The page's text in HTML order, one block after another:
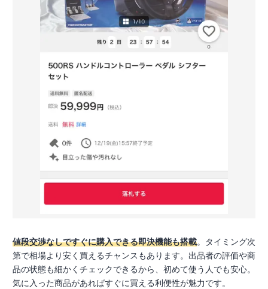
値段交渉なしですぐに購入できる即決機能も搭載。タイミング次
第で相場より安く買えるチャンスもあります。出品者の評価や商
品の状態も細かくチェックできるから、初めて使う人でも安心。
気に入った商品があればすぐに買える利便性が魅力です。